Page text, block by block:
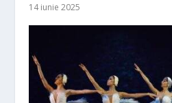
14 iunie 2025